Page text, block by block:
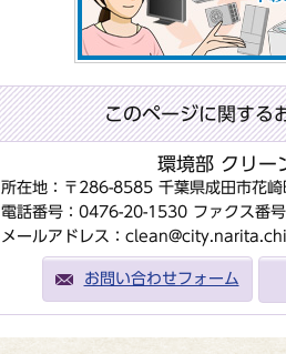
このページに関する
環境部 クリー
所在地：〒286-8585 千葉県成田市花崎
電話番号：0476-20-1530 ファクス番
メールアドレス：
お問い合わせフォーム